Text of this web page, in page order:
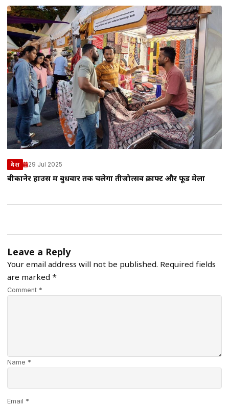
देश 29 Jul 2025
बीकानेर हाउस में बुधवार तक चलेगा तीजोत्सव क्राफ्ट और फूड मेला
Leave a Reply
Your email address will not be published. Required fields
are marked *
Comment *
Name *
Email *